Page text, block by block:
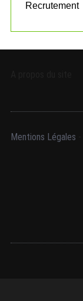
Recrutement
Mentions Légales